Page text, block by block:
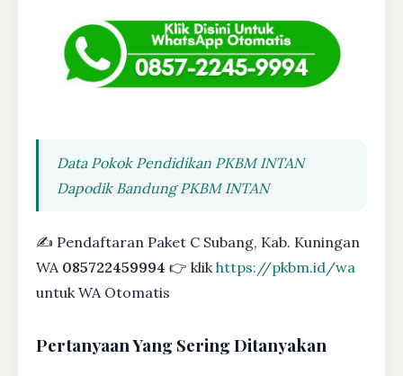
Data Pokok Pendidikan PKBM INTAN
Dapodik Bandung PKBM INTAN
✍ Pendaftaran Paket C Subang, Kab. Kuningan
WA 085722459994 👉 klikhttps://pkbm.id/wa
untuk WA Otomatis
Pertanyaan Yang Sering Ditanyakan